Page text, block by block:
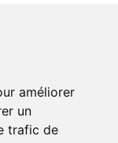
améliorer
un
trafic de